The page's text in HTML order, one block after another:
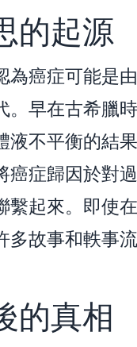
的起源
為癌症可能是
。早在古希臘
液不平衡的結
癌症歸因於對
繫起來。即使
多故事和軼事
的真相